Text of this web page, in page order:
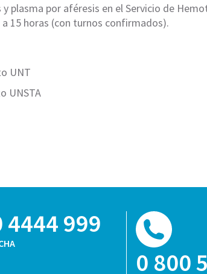
plasma por aféresis en el Servicio de
a 15 horas (con turnos confirmados).
UNT
UNSTA
4444 999
0 800